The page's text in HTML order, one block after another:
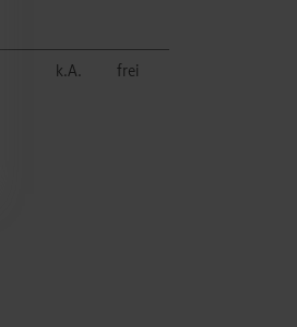
k.A. frei